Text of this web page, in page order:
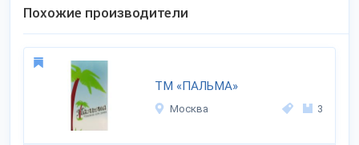
Похожие производители
ТМ «ПАЛЬМА»
Москва 3